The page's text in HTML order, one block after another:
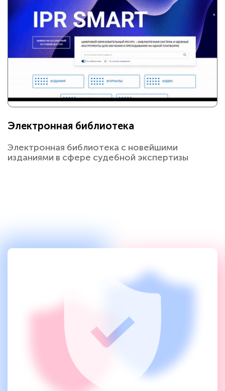
Электронная библиотека
Электронная библиотека с новейшими
изданиями в сфере судебной экспертизы